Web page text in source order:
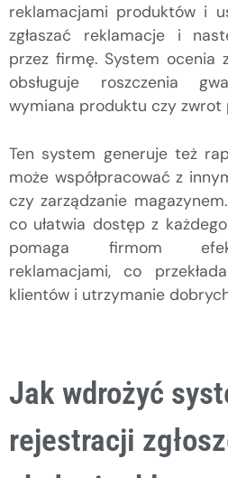
reklamacjami produktów i
zgłaszać reklamacje i
przez firmę. System ocenia
obsługuje roszczenia
wymiana produktu czy zwrot
Ten system generuje też
może współpracować z
czy zarządzanie
co ułatwia dostęp z
pomaga firmom
reklamacjami, co
klientów i utrzymanie
Jak wdrożyć
rejestracji